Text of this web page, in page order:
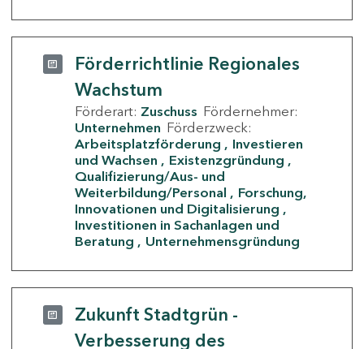
Förderrichtlinie Regionales
Wachstum
Förderart: Zuschuss Fördernehmer:
Unternehmen Förderzweck:
Arbeitsplatzförderung
Investieren
und Wachsen
Existenzgründung
Qualifizierung/Aus- und
Weiterbildung/Personal
Forschung,
Innovationen und Digitalisierung
Investitionen in Sachanlagen und
Beratung
Unternehmensgründung
Zukunft Stadtgrün -
Verbesserung des